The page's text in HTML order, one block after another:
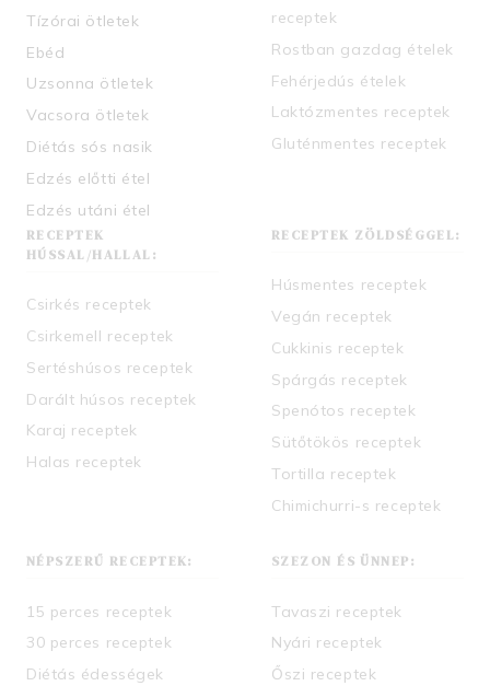
Tízórai ötletek
Ebéd
Uzsonna ötletek
Vacsora ötletek
Diétás sós nasik
Edzés előtti étel
Edzés utáni étel
receptek
Rostban gazdag ételek
Fehérjedús ételek
Laktózmentes receptek
Gluténmentes receptek
RECEPTEK
HÚSSAL/HALLAL:
Csirkés receptek
Csirkemell receptek
Sertéshúsos receptek
Darált húsos receptek
Karaj receptek
Halas receptek
RECEPTEK ZÖLDSÉGGEL:
Húsmentes receptek
Vegán receptek
Cukkinis receptek
Spárgás receptek
Spenótos receptek
Sütőtökös receptek
Tortilla receptek
Chimichurri-s receptek
NÉPSZERŰ RECEPTEK:
15 perces receptek
30 perces receptek
Diétás édességek
SZEZON ÉS ÜNNEP:
Tavaszi receptek
Nyári receptek
Őszi receptek